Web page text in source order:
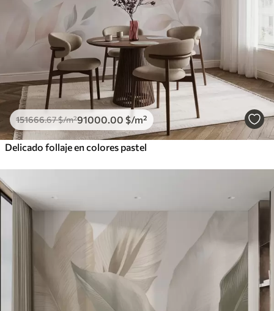
151666.67$/m²91000 .00 $/m²
Delicado follaje en colores pastel